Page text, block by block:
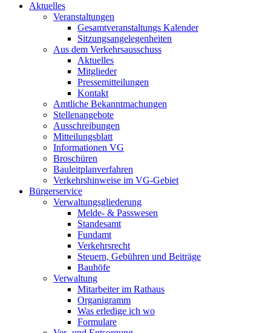
Aktuelles
Veranstaltungen
Gesamtveranstaltungs Kalender
Sitzungsangelegenheiten
Aus dem Verkehrsausschuss
Aktuelles
Mitglieder
Pressemitteilungen
Kontakt
Amtliche Bekanntmachungen
Stellenangebote
Ausschreibungen
Mitteilungsblatt
Informationen VG
Broschüren
Bauleitplanverfahren
Verkehrshinweise im VG-Gebiet
Bürgerservice
Verwaltungsgliederung
Melde- & Passwesen
Standesamt
Fundamt
Verkehrsrecht
Steuern, Gebühren und Beiträge
Bauhöfe
Verwaltung
Mitarbeiter im Rathaus
Organigramm
Was erledige ich wo
Formulare